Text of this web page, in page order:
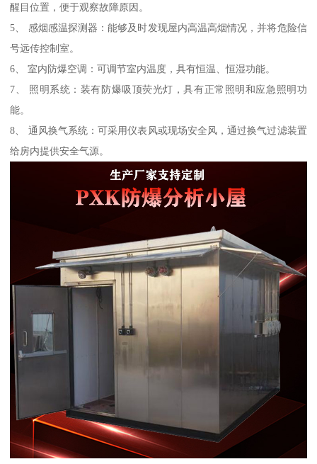
醒目位置，便于观察故障原因。
5、 感烟感温探测器：能够及时发现屋内高温高烟情况，并将危险信
号远传控制室。
6、 室内防爆空调：可调节室内温度，具有恒温、恒湿功能。
7、 照明系统：装有防爆吸顶荧光灯，具有正常照明和应急照明功
能。
8、 通风换气系统：可采用仪表风或现场安全风，通过换气过滤装置
给房内提供安全气源。